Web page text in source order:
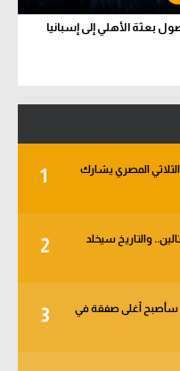
بعثة الأهلي إلى إسبانيا
1
- الأهلي يبدأ من دور الـ 32.. والثلاثي المصري يشارك
2
والتاريخ سيخلد
3
سأصبح أغلى صفقة في